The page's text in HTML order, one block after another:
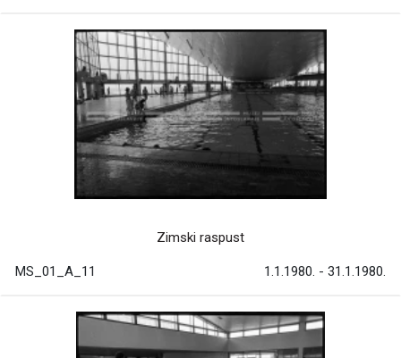
Zimski raspust
MS_01_A_11 1.1.1980. - 31.1.1980.